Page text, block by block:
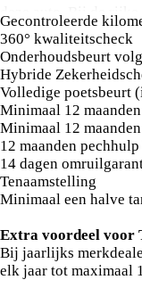
deze auto. Bij de
lichtmetalen velgen,
achterbank en
Met behulp van de
inparkeren als u
deze auto
regelmatig met een
bent, is de
het audio-
map
Electronic climate
een druk op de knop.
keyless entry,
stuur en
Gecontroleerde
360° kwaliteitscheck
Onderhoudsbeurt
Hybride
Volledige poetsbeurt
Minimaal 12
Minimaal 12
12 maanden
14 dagen
Tenaamstelling
Minimaal een halve
Extra voordeel voor
Bij jaarlijks
elk jaar tot maximaal